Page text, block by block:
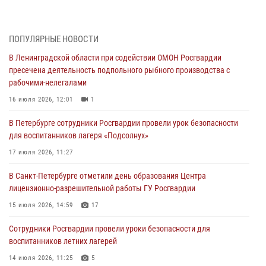
06 августа 2026, 13:39 1
В Центральном районе росгвардейцы оперативно задержали
хулигана, стрелявшего из пускового устройства рядом с жилыми
домами
06 августа 2026, 11:36
Сотрудники и военнослужащие Росгвардии обеспечили
правопорядок при проведении матча "Зенит" - "Балтика"
06 августа 2026, 07:30
В Выборгском районе наряд Росгвардии обнаружил
разыскиваемый преступный автотранспорт
05 августа 2026, 12:25 2
Петербургские росгвардейцы обнаружили объявленный в розыск
автомобиль, ранее использовавшийся при совершении кражи в
Ленобласти
ПОПУЛЯРНЫЕ НОВОСТИ
В Ленинградской области при содействии ОМОН Росгвардии
пресечена деятельность подпольного рыбного производства с
рабочими-нелегалами
16 июля 2026, 12:01 1
В Петербурге сотрудники Росгвардии провели урок безопасности
для воспитанников лагеря «Подсолнух»
17 июля 2026, 11:27
В Санкт-Петербурге отметили день образования Центра
лицензионно-разрешительной работы ГУ Росгвардии
15 июля 2026, 14:59 17
Сотрудники Росгвардии провели уроки безопасности для
воспитанников летних лагерей
14 июля 2026, 11:25 5